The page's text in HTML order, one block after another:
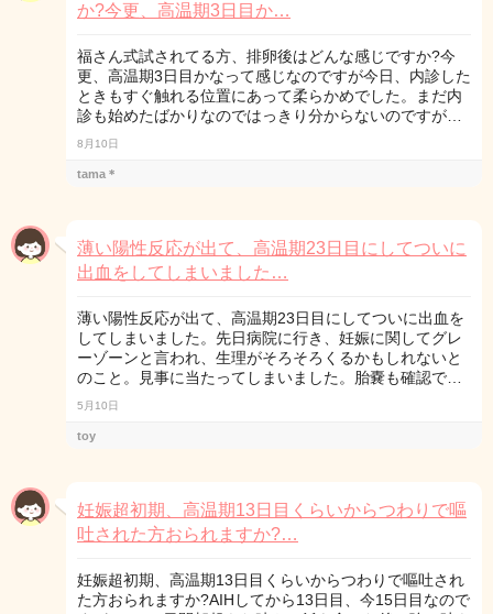
か?今更、高温期3日目か…
福さん式試されてる方、排卵後はどんな感じですか?今
更、高温期3日目かなって感じなのですが今日、内診した
ときもすぐ触れる位置にあって柔らかめでした。まだ内
診も始めたばかりなのではっきり分からないのですが…
8月10日
tama＊
薄い陽性反応が出て、高温期23日目にしてついに
出血をしてしまいました…
薄い陽性反応が出て、高温期23日目にしてついに出血を
してしまいました。先日病院に行き、妊娠に関してグレ
ーゾーンと言われ、生理がそろそろくるかもしれないと
のこと。見事に当たってしまいました。胎嚢も確認で…
5月10日
toy
妊娠超初期、高温期13日目くらいからつわりで嘔
吐された方おられますか?…
妊娠超初期、高温期13日目くらいからつわりで嘔吐され
た方おられますか?AIHしてから13日目、今15日目なので